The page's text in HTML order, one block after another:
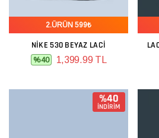
2.ÜRÜN 599₺
NIKE 530 BEYAZ LACI
%40 1,399.99 TL
%40
İNDİRİM